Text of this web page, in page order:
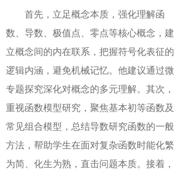
首先 ， 立足概念本质，强化理解函
数、导数、极值点、零点等核心概念 ，建
立概念间的内在联系，把握符号化表征的
逻辑内涵，避免机械记忆。他建议通过微
专题探究深化对概念的多元理解。 其次 ，
重视函数模型研究，聚焦基本初等函数及
常见组合模型，总结导数研究函数的一般
方法 ， 帮助学生在面对复杂函数时能化繁
为简、化生为熟，直击问题本质。 接着 ，